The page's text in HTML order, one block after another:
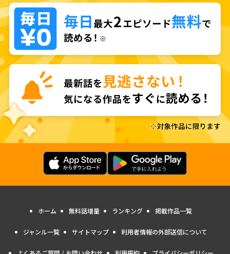
ホーム 無料話増量 ランキング 掲載作品一覧
ジャンル一覧 サイトマップ 利用者情報の外部送信について